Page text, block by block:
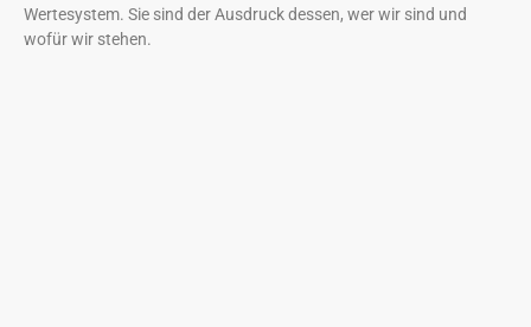
Wertesystem. Sie sind der Ausdruck dessen, wer wir sind und
wofür wir stehen.